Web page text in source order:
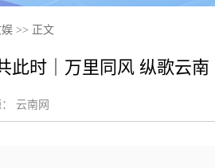
>> 正文
此时｜万里同风 纵歌云南
云南网